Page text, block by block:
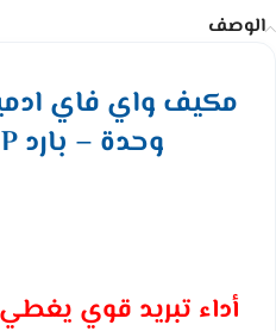
الوصف
وحدة – بارد ADS24KCNP
أداء تبريد قوي